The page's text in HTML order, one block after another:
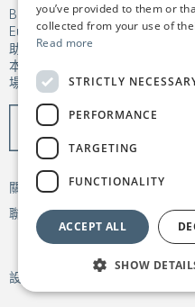
Birgejupmi 已獲得歐盟「展望歐
Europe）框架計劃研究與創新
助協議編號 101182041。所表達
本身，並不一定反映歐盟或研究
場。歐盟或資助單位不對其內容
關於我們 我們的工作
新聞與出
聯絡我們
隱私政策
設計： 代碼：
you’ve provided to them or
collected from your use of
Read more
STRICTLY
PERFORMANCE
TARGETING
FUNCTIONALITY
ACCEPT ALL
SHOW